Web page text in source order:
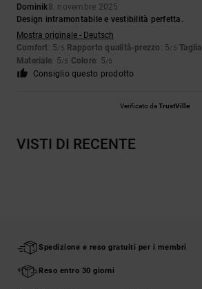
Dominik8. novembre 2025
Design intramontabile e vestibilità perfetta.
Mostra originale - Deutsch
Comfort: 5/5 Rapporto qualità-prezzo : 5/5 Taglia
Materiale: 5/5 Colore: 5/5
Consiglio questo prodotto
Verificato daTrustVille
VISTI DI RECENTE
Spedizione e reso gratuiti per i membri
Reso entro 30 giorni